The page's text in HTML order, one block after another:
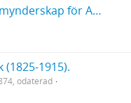
Papper rörande F. A. Funcks förmynderskap för August Thollander (1841-1930)
(1825-1915).
odaterad